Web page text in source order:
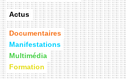
Actus
Documentaires
Manifestations
Multimédia
Formation